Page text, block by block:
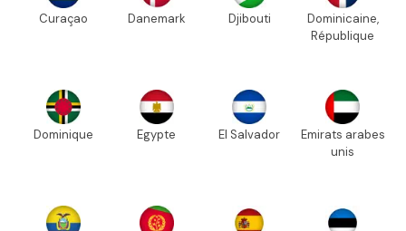
Curaçao Danemark Djibouti
Dominicaine,
République
Dominique Egypte El Salvador
Emirats arabes
unis